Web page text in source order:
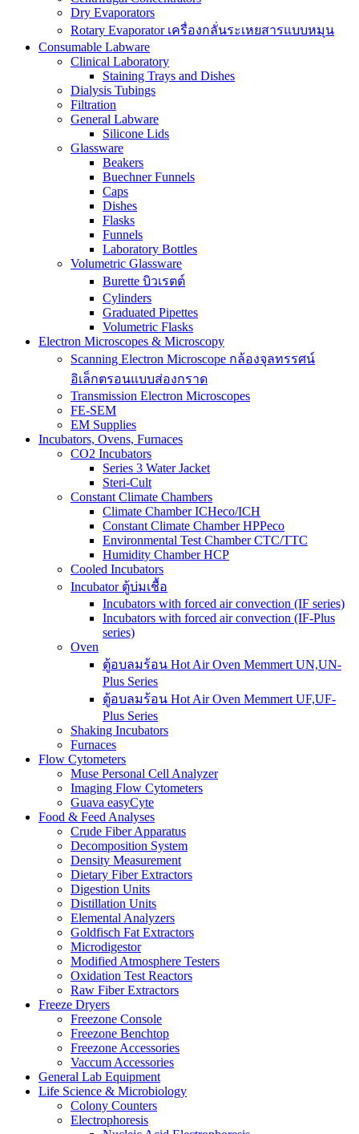
Dry Evaporators
Rotary Evaporator เครื่องกลั่นระเหยสารแบบหมุน
Consumable Labware
Clinical Laboratory
Staining Trays and Dishes
Dialysis Tubings
Filtration
General Labware
Silicone Lids
Glassware
Beakers
Buechner Funnels
Caps
Dishes
Flasks
Funnels
Laboratory Bottles
Volumetric Glassware
Burette บิวเรตต์
Cylinders
Graduated Pipettes
Volumetric Flasks
Electron Microscopes & Microscopy
Scanning Electron Microscope กล้องจุลทรรศน์
อิเล็กตรอนแบบส่องกราด
Transmission Electron Microscopes
FE-SEM
EM Supplies
Incubators, Ovens, Furnaces
CO2 Incubators
Series 3 Water Jacket
Steri-Cult
Constant Climate Chambers
Climate Chamber ICHeco/ICH
Constant Climate Chamber HPPeco
Environmental Test Chamber CTC/TTC
Humidity Chamber HCP
Cooled Incubators
Incubator ตู้บ่มเชื้อ
Incubators with forced air convection (IF series)
Incubators with forced air convection (IF-Plus
series)
Oven
ตู้อบลมร้อน Hot Air Oven Memmert UN,UN-
Plus Series
ตู้อบลมร้อน Hot Air Oven Memmert UF,UF-
Plus Series
Shaking Incubators
Furnaces
Flow Cytometers
Muse Personal Cell Analyzer
Imaging Flow Cytometers
Guava easyCyte
Food & Feed Analyses
Crude Fiber Apparatus
Decomposition System
Density Measurement
Dietary Fiber Extractors
Digestion Units
Distillation Units
Elemental Analyzers
Goldfisch Fat Extractors
Microdigestor
Modified Atmosphere Testers
Oxidation Test Reactors
Raw Fiber Extractors
Freeze Dryers
Freezone Console
Freezone Benchtop
Freezone Accessories
Vaccum Accessories
General Lab Equipment
Life Science & Microbiology
Colony Counters
Electrophoresis